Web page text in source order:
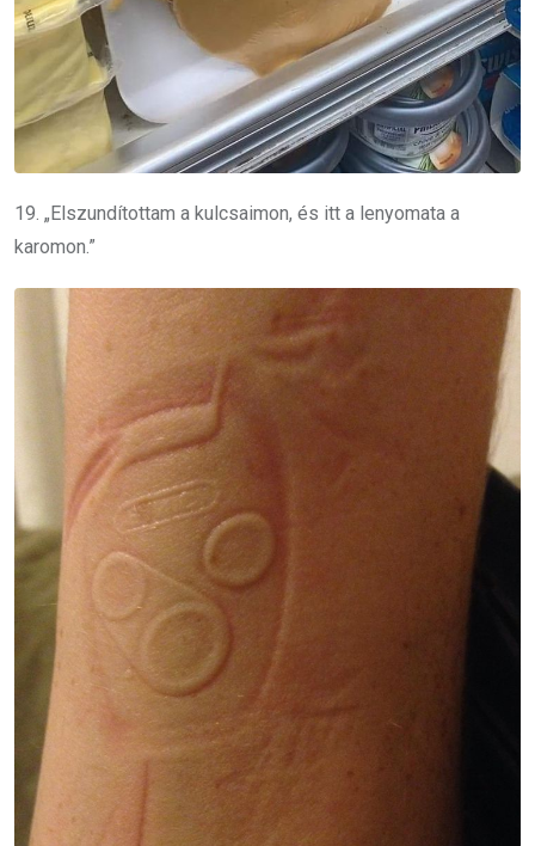
19. „Elszundítottam a kulcsaimon, és itt a lenyomata a
karomon.”